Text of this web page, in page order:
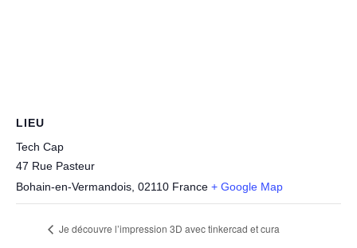
LIEU
Tech Cap
47 Rue Pasteur
Bohain-en-Vermandois, 02110 France + Google Map
Je découvre l’impression 3D avec tinkercad et cura